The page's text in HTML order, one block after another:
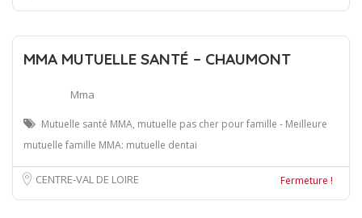
MMA MUTUELLE SANTÉ – CHAUMONT
Mma
Mutuelle santé MMA, mutuelle pas cher pour famille - Meilleure
mutuelle famille MMA: mutuelle dentai
CENTRE-VAL DE LOIRE Fermeture !